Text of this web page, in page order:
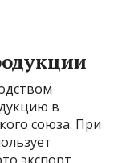
в
союза. При